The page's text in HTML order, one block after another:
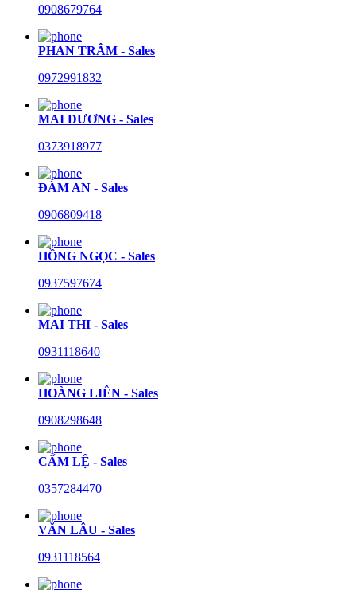
0908679764
PHAN TRÂM - Sales
0972991832
MAI DƯƠNG - Sales
0373918977
ĐÀM AN - Sales
0906809418
HỒNG NGỌC - Sales
0937597674
MAI THI - Sales
0931118640
HOÀNG LIÊN - Sales
0908298648
CẨM LỆ - Sales
0357284470
VĂN LÂU - Sales
0931118564